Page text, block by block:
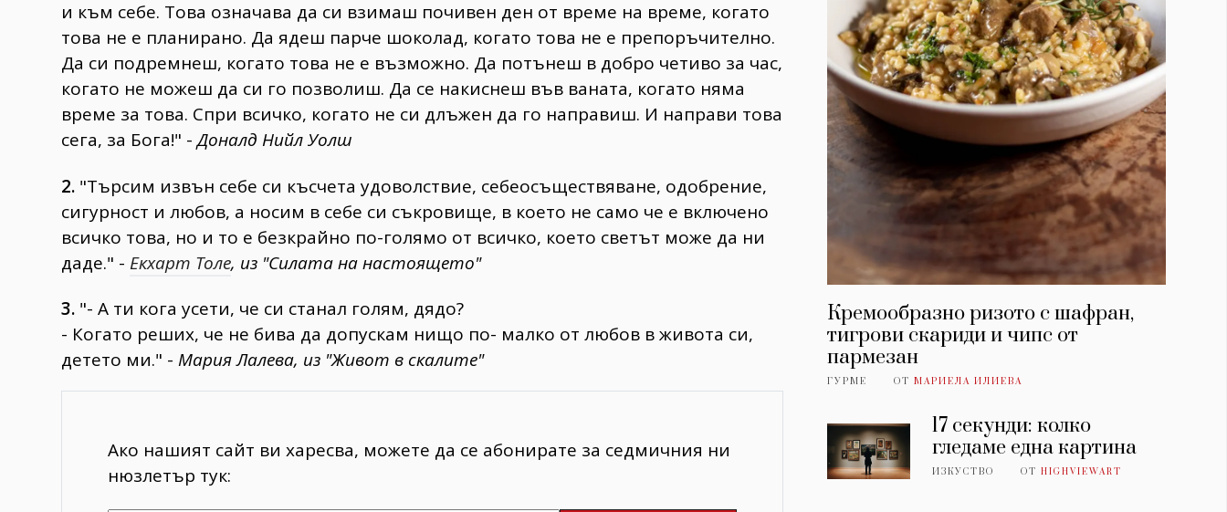
и към себе. Това означава да си взимаш почивен ден от време на време, когато
това не е планирано. Да ядеш парче шоколад, когато това не е препоръчително.
Да си подремнеш, когато това не е възможно. Да потънеш в добро четиво за час,
когато не можеш да си го позволиш. Да се накиснеш във ваната, когато няма
време за това. Спри всичко, когато не си длъжен да го направиш. И направи това
сега, за Бога!" -Доналд Нийл Уолш
2. "Търсим извън себе си късчета удоволствие, себеосъществяване, одобрение,
сигурност и любов, а носим в себе си съкровище, в което не само че е включено
всичко това, но и то е безкрайно по-голямо от всичко, което светът може да ни
даде." - Екхарт Толе, из "Силата на настоящето"
3. "- А ти кога усети, че си станал голям, дядо?
- Когато реших, че не бива да допускам нищо по- малко от любов в живота си,
детето ми." - Мария Лалева, из "Живот в скалите"
Ако нашият сайт ви харесва, можете да се абонирате за седмичния ни
нюзлетър тук:
Кремообразно ризото с шафран,
тигрови скариди и чипс от
пармезан
ГУРМЕ ОТ МАРИЕЛА ИЛИЕВА
17 секунди: колко
гледаме една картина
ИЗКУСТВО ОТHIGHVIEWART